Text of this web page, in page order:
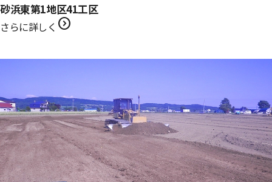
砂浜東第1地区41工区
さらに詳しく expand_circle_right